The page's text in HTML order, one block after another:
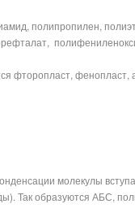
полипропилен,
фторопласт, фенопласт,
молекулы
Так образуются АБС,